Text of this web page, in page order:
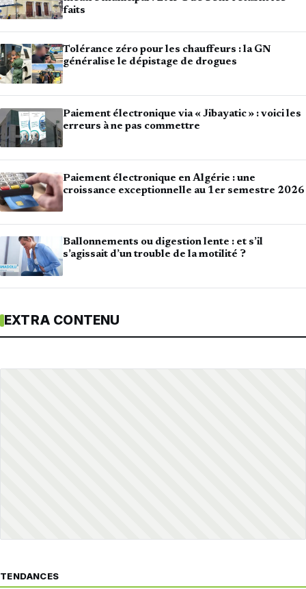
faits
Tolérance zéro pour les chauffeurs : la GN
généralise le dépistage de drogues
Paiement électronique via « Jibayatic » : voici les
erreurs à ne pas commettre
Paiement électronique en Algérie : une
croissance exceptionnelle au 1er semestre 2026
Ballonnements ou digestion lente : et s’il
s’agissait d’un trouble de la motilité ?
EXTRA CONTENU
TENDANCES